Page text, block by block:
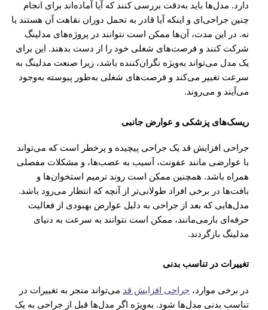
دارد. مدل‌ها باید به‌دقت بررسی کنند که آیا آماده‌اند برای انجام
چنین جراحی‌ای و اینکه آیا قادر به تحمل دوران نقاهت آن هستند یا
نه. در این مدت، آن‌ها ممکن است نتوانند در پروژه‌های مدلینگ
شرکت کنند و فرصت‌های شغلی خود را از دست بدهند. این برای
یک مدل می‌تواند به‌ویژه نگران‌کننده باشد، زیرا صنعت مدلینگ به
سرعت تغییر می‌کند و فرصت‌های شغلی به‌طور پیوسته به‌وجود
می‌آیند و می‌روند.
ریسک‌های پزشکی و عوارض جانبی
جراحی افزایش قد یک جراحی پیچیده و پرخطر است که می‌تواند
با عوارضی مانند عفونت، آسیب به عصب‌ها، و مشکلات مفصلی
همراه باشد. همچنین ممکن است روند ترمیم استخوان‌ها و
بافت‌ها در برخی افراد طولانی‌تر از آنچه که انتظار می‌رود باشد.
مدل‌هایی که بعد از جراحی به دلیل عوارض بهبودی از فعالیت
حرفه‌ای بازمی‌مانند، ممکن است نتوانند به سرعت به دنیای
مدلینگ بازگردند.
تغییرات در تناسب بدنی
در برخی موارد،جراحی افزایش قدمی‌تواند منجر به تغییرات در
تناسب بدنی مدل‌ها شود. به‌ویژه اگر مدل‌ها قبل از جراحی به یک